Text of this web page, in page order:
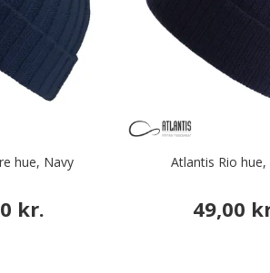
hue, Navy
kr.
Atlantis Rio hue,
49,00